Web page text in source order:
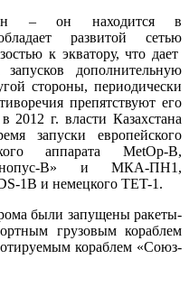
– он находится в
развитой сетью
к экватору, что дает
дополнительную
стороны, периодически
препятствуют его
г. власти Казахстана
запуски европейского
аппарата MetOp-B,
В» и МКА-ПН1,
1B и немецкого TET-1.
были запущены ракеты-
грузовым кораблем
кораблем «Союз-